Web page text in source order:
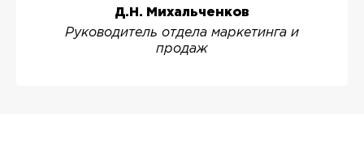
Д.Н. Михальченков
Руководитель отдела маркетинга и
продаж